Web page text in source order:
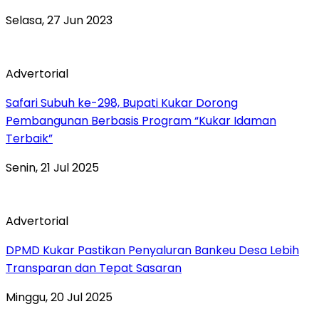
Selasa, 27 Jun 2023
Advertorial
Safari Subuh ke-298, Bupati Kukar Dorong
Pembangunan Berbasis Program “Kukar Idaman
Terbaik”
Senin, 21 Jul 2025
Advertorial
DPMD Kukar Pastikan Penyaluran Bankeu Desa Lebih
Transparan dan Tepat Sasaran
Minggu, 20 Jul 2025